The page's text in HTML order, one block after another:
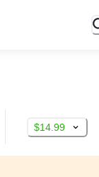
$14.99